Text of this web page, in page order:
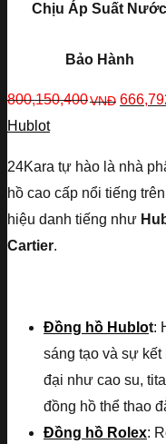
Chịu Áp Suất Nước
Bảo Hành
800,150,400VNĐ
Hublot
24Kara tự hào là nhà
hồ cao cấp nổi tiếng
hiệu danh tiếng như
Cartier.
Đồng hồ Hublot:
sáng tạo và sự
đại như cao su,
đồng hồ thể thao
Đồng hồ Rolex: